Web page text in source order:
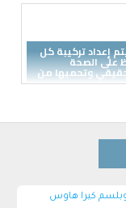
إعداد تركيبة كل
على الصحة
وتحميها من